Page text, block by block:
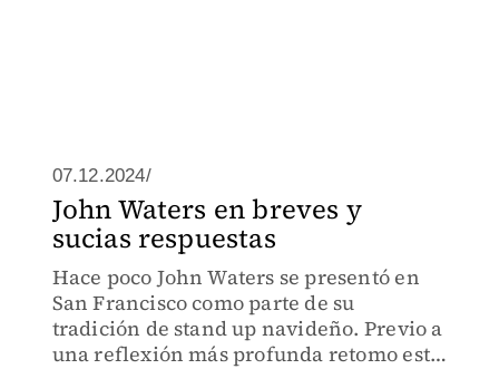
07.12.2024/
John Waters en breves y
sucias respuestas
Hace poco John Waters se presentó en
San Francisco como parte de su
tradición de stand up navideño. Previo a
una reflexión más profunda retomo esta